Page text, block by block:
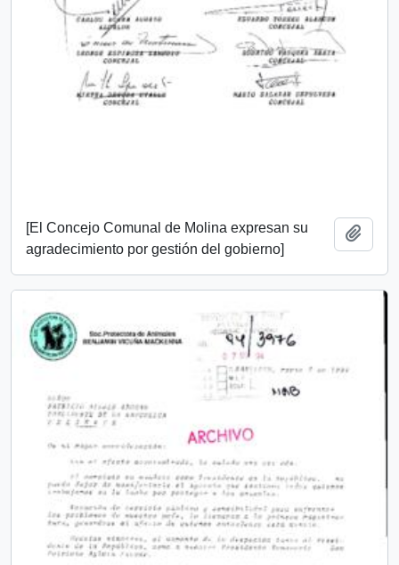
[El Concejo Comunal de Molina expresan su
agradecimiento por gestión del gobierno]